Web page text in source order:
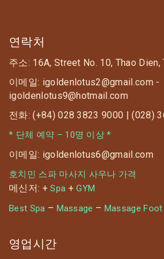
연락처
주소: 16A, Street No. 10, Thao Dien,
이메일: igoldenlotus2@gmail.com -
igoldenlotus9@hotmail.com
전화: (+84) 028 3823 9000 | (028)
* 단체 예약 – 10명 이상 *
이메일: igoldenlotus6@gmail.com
호치민 스파 마사지 사우나 가격
메신저: +Spa +GYM
Best Spa – Massage – Massage Foot
영업시간